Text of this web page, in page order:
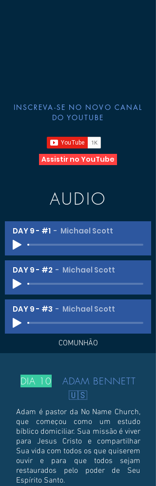
INSCREVA-SE NO NOVO CANAL
DO YOUTUBE
Assistir no YouTube
AUDIO
DAY 9 - #1 Michael Scott
DAY 9 - #2 Michael Scott
DAY 9 - #3 Michael Scott
COMUNHÃO
DIA 10
ADAM BENNETT
🇺🇸
Adam é pastor da No Name Church,
que começou como um estudo
bíblico domiciliar. Sua missão é viver
para Jesus Cristo e compartilhar
Sua vida com todos os que quiserem
ouvir e para que todos sejam
restaurados pelo poder de Seu
Espírito Santo.